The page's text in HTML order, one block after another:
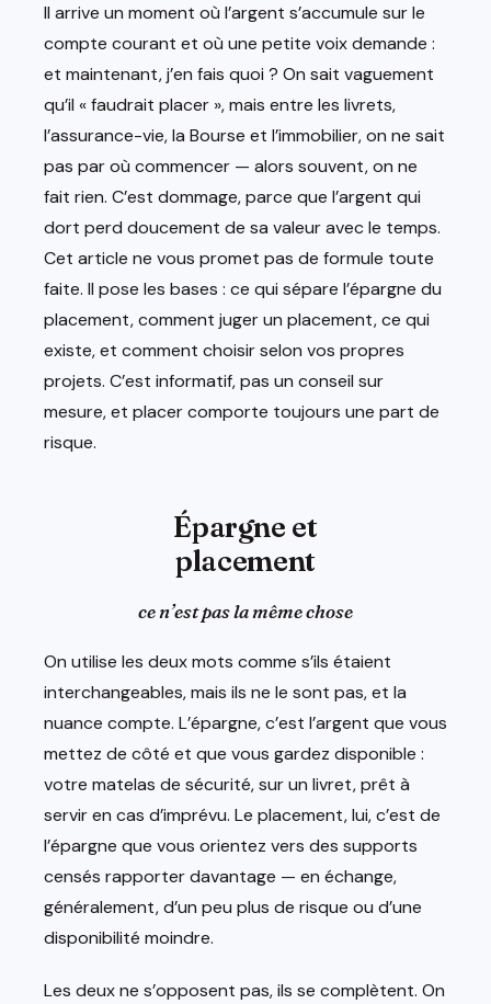
Il arrive un moment où l’argent s’accumule sur le
compte courant et où une petite voix demande :
et maintenant, j’en fais quoi ? On sait vaguement
qu’il « faudrait placer », mais entre les livrets,
l’assurance-vie, la Bourse et l’immobilier, on ne sait
pas par où commencer — alors souvent, on ne
fait rien. C’est dommage, parce que l’argent qui
dort perd doucement de sa valeur avec le temps.
Cet article ne vous promet pas de formule toute
faite. Il pose les bases : ce qui sépare l’épargne du
placement, comment juger un placement, ce qui
existe, et comment choisir selon vos propres
projets. C’est informatif, pas un conseil sur
mesure, et placer comporte toujours une part de
risque.
Épargne et
placement
ce n’est pas la même chose
On utilise les deux mots comme s’ils étaient
interchangeables, mais ils ne le sont pas, et la
nuance compte. L’épargne, c’est l’argent que vous
mettez de côté et que vous gardez disponible :
votre matelas de sécurité, sur un livret, prêt à
servir en cas d’imprévu. Le placement, lui, c’est de
l’épargne que vous orientez vers des supports
censés rapporter davantage — en échange,
généralement, d’un peu plus de risque ou d’une
disponibilité moindre.
Les deux ne s’opposent pas, ils se complètent. On